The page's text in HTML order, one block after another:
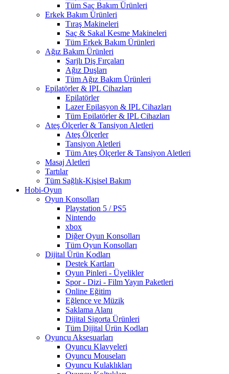
Tüm Saç Bakım Ürünleri
Erkek Bakım Ürünleri
Tıraş Makineleri
Saç & Sakal Kesme Makineleri
Tüm Erkek Bakım Ürünleri
Ağız Bakım Ürünleri
Şarjlı Diş Fırçaları
Ağız Duşları
Tüm Ağız Bakım Ürünleri
Epilatörler & IPL Cihazları
Epilatörler
Lazer Epilasyon & IPL Cihazları
Tüm Epilatörler & IPL Cihazları
Ateş Ölçerler & Tansiyon Aletleri
Ateş Ölçerler
Tansiyon Aletleri
Tüm Ateş Ölçerler & Tansiyon Aletleri
Masaj Aletleri
Tartılar
Tüm Sağlık-Kişisel Bakım
Hobi-Oyun
Oyun Konsolları
Playstation 5 / PS5
Nintendo
xbox
Diğer Oyun Konsolları
Tüm Oyun Konsolları
Dijital Ürün Kodları
Destek Kartları
Oyun Pinleri - Üyelikler
Spor - Dizi - Film Yayın Paketleri
Online Eğitim
Eğlence ve Müzik
Saklama Alanı
Dijital Sigorta Ürünleri
Tüm Dijital Ürün Kodları
Oyuncu Aksesuarları
Oyuncu Klavyeleri
Oyuncu Mouseları
Oyuncu Kulaklıkları